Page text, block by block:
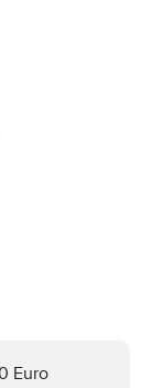
Euro